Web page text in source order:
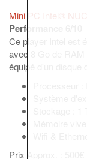
Mini PC Intel®
Performance 6/10
Ce player Intel est
avec 8 Go de RAM
équipé d'un disque
Prix Approx. : 500€